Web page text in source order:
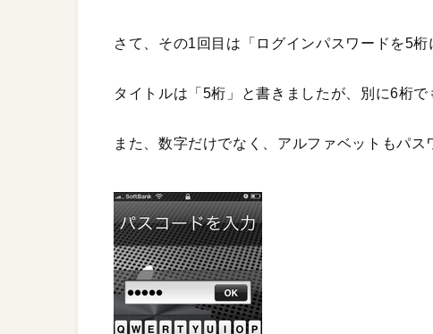
さて、その1回目は「ログインパスワードを5桁
タイトルは「5桁」と書きましたが、別に6桁で
また、数字だけでなく、アルファベットもパス